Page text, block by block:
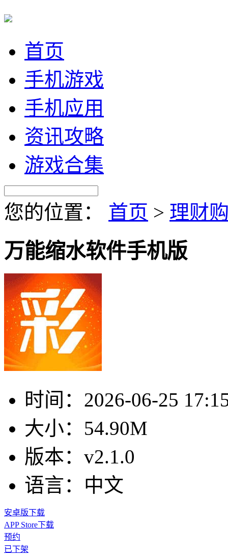
首页
手机游戏
手机应用
资讯攻略
游戏合集
您的位置： 首页 > 理财
万能缩水软件手机版
时间： 2026-06-25
大小： 54.90M
版本： v2.1.0
语言： 中文
安卓版下载
APP Store下载
预约
已下架